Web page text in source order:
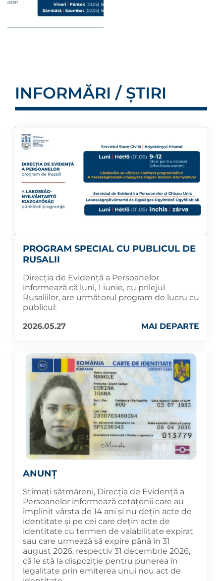
INFORMĂRI / ȘTIRI
PROGRAM SPECIAL CU PUBLICUL DE
RUSALII
Direcția de Evidență a Persoanelor
informează că luni, 1 iunie, cu prilejul
Rusaliilor, are următorul program de lucru cu
publicul:
2026.05.27
MAI DEPARTE
ANUNȚ
Stimați sătmăreni, Direcția de Evidență a
Persoanelor informează cetățenii care au
împlinit vârsta de 14 ani și nu dețin acte de
identitate și pe cei care dețin acte de
identitate cu termen de valabilitate expirat
sau care urmează să expire până în 31
august 2026, respectiv 31 decembrie 2026,
că le stă la dispoziție pentru punerea în
legalitate prin emiterea unui nou act de